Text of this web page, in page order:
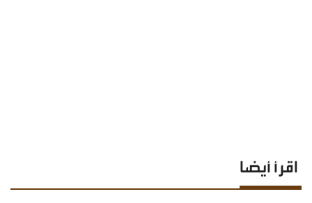
اقرأ أيضا